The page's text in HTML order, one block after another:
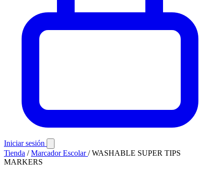
Iniciar sesión
Tienda / Marcador Escolar/ WASHABLE SUPER TIPS
MARKERS